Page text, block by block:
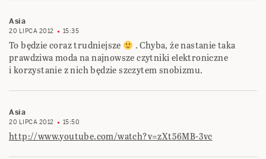
Asia
20 LIPCA 2012 15:35
To będzie coraz trudniejsze
. Chyba, że nastanie taka
prawdziwa moda na najnowsze czytniki elektroniczne
i korzystanie z nich będzie szczytem snobizmu.
Asia
20 LIPCA 2012 15:50
http://www.youtube.com/watch?v=zXt56MB-3vc